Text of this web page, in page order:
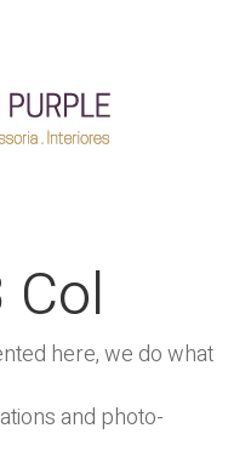
here, we do what
and photo-